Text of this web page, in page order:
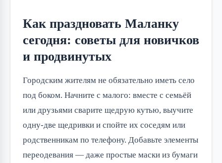
Как праздновать Маланку
сегодня: советы для новичков
и продвинутых
Городским жителям не обязательно иметь село
под боком. Начните с малого: вместе с семьёй
или друзьями сварите щедрую кутью, выучите
одну-две щедривки и спойте их соседям или
родственникам по телефону. Добавьте элементы
переодевания — даже простые маски из бумаги